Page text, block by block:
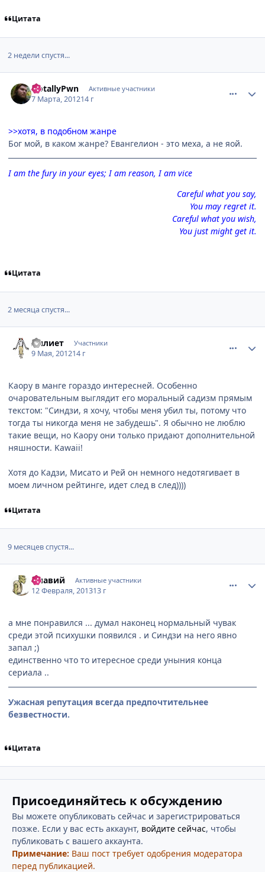
Цитата
2 недели спустя...
iTotallyPwn Активные участники
7 Марта, 201214 г
>>хотя, в подобном жанре
Бог мой, в каком жанре? Евангелион - это меха, а не яой.
I am the fury in your eyes; I am reason, I am vice
Careful what you say,
You may regret it.
Careful what you wish,
You just might get it.
Цитата
2 месяца спустя...
Лилиет Участники
9 Мая, 201214 г
Каору в манге гораздо интересней. Особенно
очаровательным выглядит его моральный садизм прямым
текстом: "Синдзи, я хочу, чтобы меня убил ты, потому что
тогда ты никогда меня не забудешь". Я обычно не люблю
такие вещи, но Каору они только придают дополнительной
няшности. Kawaii!
Хотя до Кадзи, Мисато и Рей он немного недотягивает в
моем личном рейтинге, идет след в след))))
Цитата
9 месяцев спустя...
флавий Активные участники
12 Февраля, 201313 г
а мне понравился ... думал наконец нормальный чувак
среди этой психушки появился . и Синдзи на него явно
запал ;)
единственно что то итересное среди уныния конца
сериала ..
Ужасная репутация всегда предпочтительнее
безвестности.
Цитата
Присоединяйтесь к обсуждению
Вы можете опубликовать сейчас и зарегистрироваться
позже. Если у вас есть аккаунт, войдите сейчас, чтобы
публиковать с вашего аккаунта.
Примечание: Ваш пост требует одобрения модератора
перед публикацией.